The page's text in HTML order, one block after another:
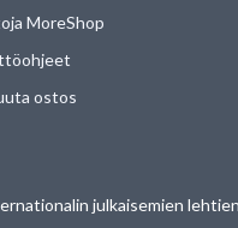
MoreShop
ostos
julkaisemien